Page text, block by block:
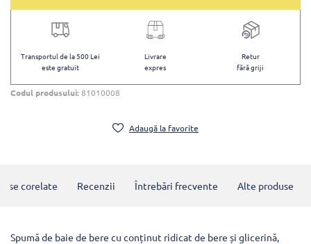
Transportul de la 500 Lei
este gratuit
Livrare
expres
Retur
fără griji
Codul produsului:81010008
Adaugă la favorite
corelate Recenzii Întrebări frecvente Alte produse
Spumă de baie de bere cu conținut ridicat de bere și glicerină,